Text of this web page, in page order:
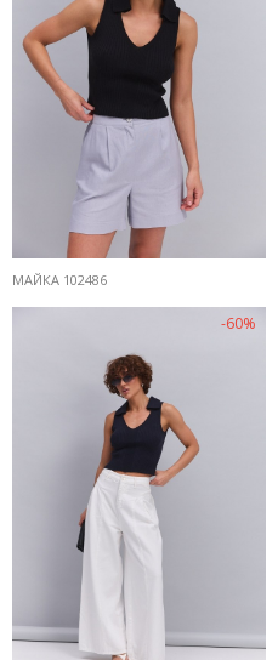
МАЙКА 102486
-60%